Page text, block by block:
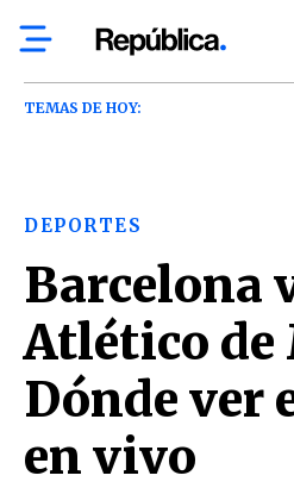
TEMAS DE HOY:
DEPORTES
Barcelona
Atlético de
Dónde ver
en vivo